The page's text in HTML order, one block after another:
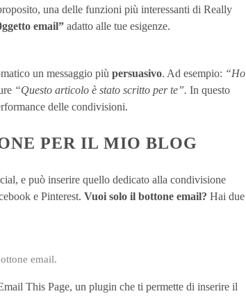
una delle funzioni più interessanti di Really
email” adatto alle tue esigenze.
un messaggio più persuasivo. Ad esempio: “Ho
“Questo articolo è stato scritto per te”. In questo
delle condivisioni.
PER IL MIO BLOG
e può inserire quello dedicato alla condivisione
e Pinterest. Vuoi solo il bottone email? Hai due
email.
This Page, un plugin che ti permette di inserire il